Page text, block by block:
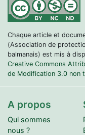
Chaque article et
(Association de
balmanais) est mis à
Creative Commons
de Modification 3.0 non
A propos
Qui sommes
nous ?